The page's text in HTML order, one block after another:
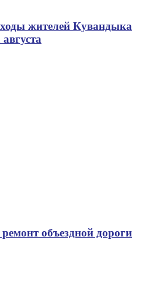
жителей Кувандыка
объездной дороги